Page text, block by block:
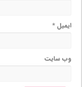
ایمیل*
وب‌ سایت